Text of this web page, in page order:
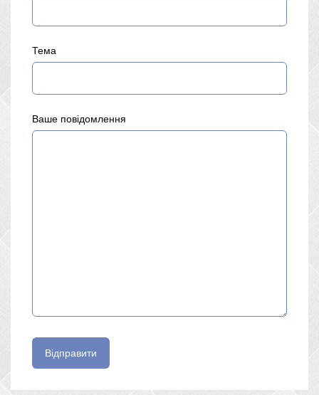
Тема
Ваше повідомлення